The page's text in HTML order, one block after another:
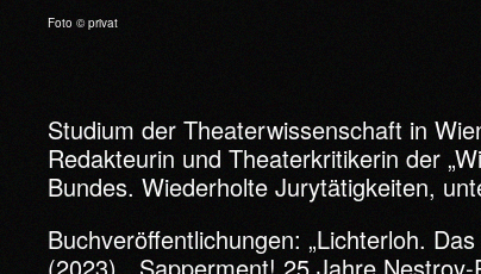
Foto © privat
Studium der Theaterwissenschaft in
Redakteurin und Theaterkritikerin der
Bundes. Wiederholte Jurytätigkeiten,
Buchveröffentlichungen: „Lichterloh.